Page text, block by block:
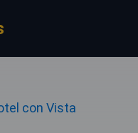
con Vista